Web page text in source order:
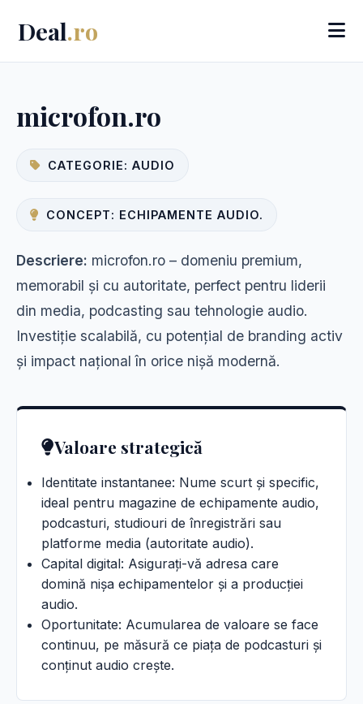
Deal.ro
microfon.ro
CATEGORIE: AUDIO
CONCEPT: ECHIPAMENTE AUDIO.
Descriere: microfon.ro – domeniu premium,
memorabil și cu autoritate, perfect pentru liderii
din media, podcasting sau tehnologie audio.
Investiție scalabilă, cu potențial de branding activ
și impact național în orice nișă modernă.
Valoare strategică
Identitate instantanee: Nume scurt și specific,
ideal pentru magazine de echipamente audio,
podcasturi, studiouri de înregistrări sau
platforme media (autoritate audio).
Capital digital: Asigurați-vă adresa care
domină nișa echipamentelor și a producției
audio.
Oportunitate: Acumularea de valoare se face
continuu, pe măsură ce piața de podcasturi și
conținut audio crește.